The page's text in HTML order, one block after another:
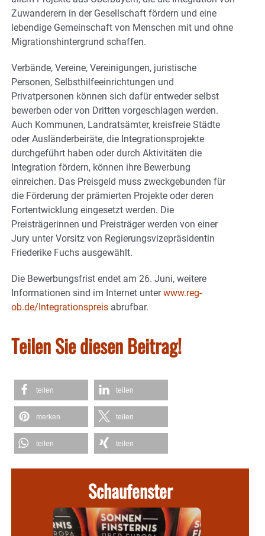
Zuwanderern in der Gesellschaft fördern und eine
lebendige Gemeinschaft von Menschen mit und ohne
Migrationshintergrund schaffen.
Verbände, Vereine, Vereinigungen, juristische
Personen, Selbsthilfeeinrichtungen und
Privatpersonen können sich dafür entweder selbst
bewerben oder von Dritten vorgeschlagen werden.
Auch Kommunen, Landratsämter, kreisfreie Städte
oder Ausländerbeiräte, die Integrationsprojekte
durchgeführt haben oder durch Aktivitäten die
Integration fördern, können ihre Bewerbung
einreichen. Das Preisgeld muss zweckgebunden für
die Förderung der prämierten Projekte oder deren
Fortentwicklung eingesetzt werden. Die
Preisträgerinnen und Preisträger werden von einer
Jury unter Vorsitz von Regierungsvizepräsidentin
Friederike Fuchs ausgewählt.
Die Bewerbungsfrist endet am 26. Juni, weitere
Informationen sind im Internet unterwww.reg-
ob.de/Integrationspreis abrufbar.
Teilen Sie diesen Beitrag!
teilen teilen
merken teilen
teilen teilen
Schaufenster